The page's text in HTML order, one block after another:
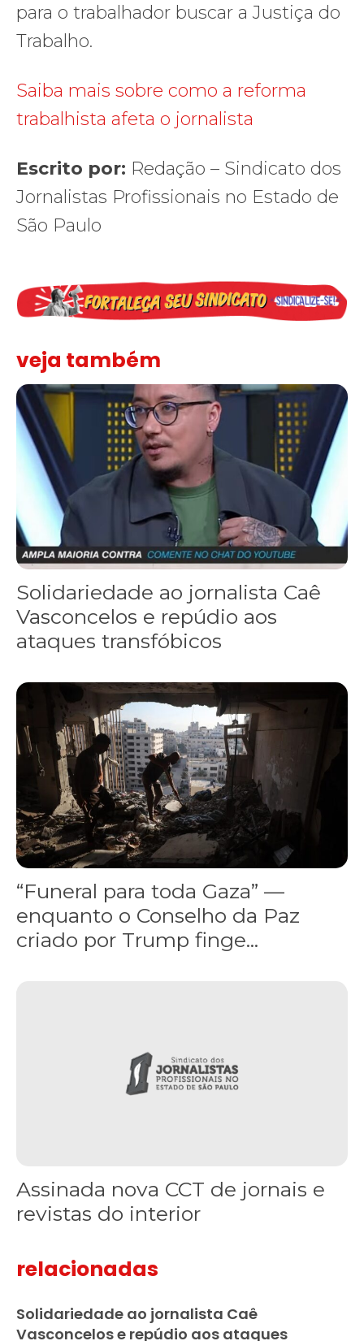
para o trabalhador buscar a Justiça do
Trabalho.
Saiba mais sobre como a reforma
trabalhista afeta o jornalista
Escrito por: Redação – Sindicato dos
Jornalistas Profissionais no Estado de
São Paulo
veja também
Solidariedade ao jornalista Caê Vasconcelos e repúdio aos
Solidariedade ao jornalista Caê
Vasconcelos e repúdio aos
ataques transfóbicos
“Funeral para toda Gaza” — enquanto o Conselho da Paz
“Funeral para toda Gaza” —
enquanto o Conselho da Paz
criado por Trump finge...
Assinada nova CCT de jornais e
revistas do interior
relacionadas
Solidariedade ao jornalista Caê
Vasconcelos e repúdio aos ataques